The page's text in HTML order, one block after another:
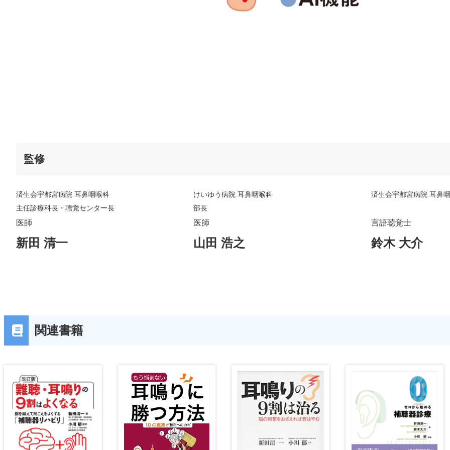
監修
済生会宇都宮病院 耳鼻咽喉科
主任診療科長・聴覚センター長
医師
新田 清一
けいゆう病院 耳鼻咽喉科
部長
医師
山田 浩之
済生会宇都宮病院 耳鼻
言語聴覚士
鈴木 大介
関連書籍